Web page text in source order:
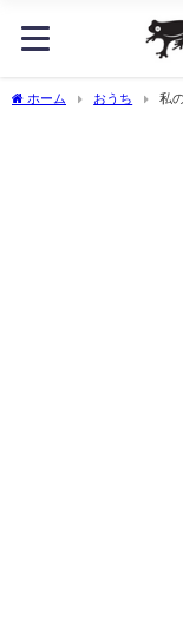
ホーム おうち 私